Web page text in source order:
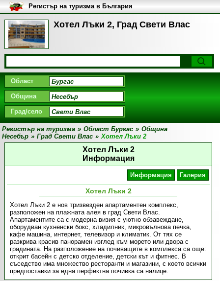
Хотел Лъки 2, Град Свети Влас
Регистър на туризма в България
Област
Община
Град/село
Регистър на туризма » Област Бургас » Община
Несебър » Град Свети Влас » Хотел Лъки 2
Хотел Лъки 2
Информация
Информация Галерия
Хотел Лъки 2
Хотел Лъки 2 е нов тризвезден апартаментен комплекс,
разположен на плажната алея в град Свети Влас.
Апартаментите са с модерна визия с уютно обзавеждане,
оборудван кухненски бокс, хладилник, микровълнова печка,
кафе машина, интернет, телевизор и климатик. От тях се
разкрива красив панорамен изглед към морето или двора с
градината. На разположение на почиващите в комплекса са още:
открит басейн с детско отделение, детски кът и фитнес. В
съседство има множество ресторанти и магазини, с което всички
предпоставки за една перфектна почивка са налице.